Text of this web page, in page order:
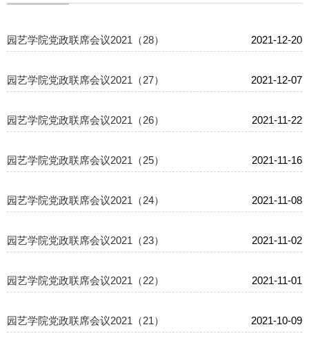
园艺学院党政联席会议2021（28） 2021-12-20
园艺学院党政联席会议2021（27） 2021-12-07
园艺学院党政联席会议2021（26） 2021-11-22
园艺学院党政联席会议2021（25） 2021-11-16
园艺学院党政联席会议2021（24） 2021-11-08
园艺学院党政联席会议2021（23） 2021-11-02
园艺学院党政联席会议2021（22） 2021-11-01
园艺学院党政联席会议2021（21） 2021-10-09